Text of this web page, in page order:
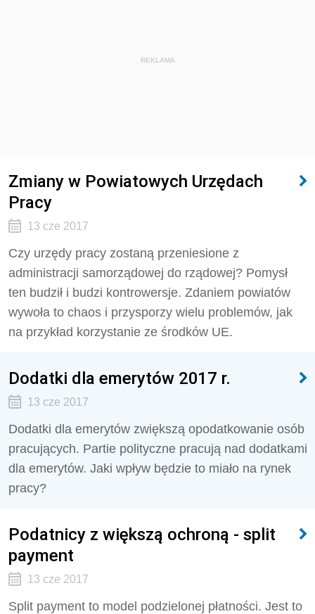
REKLAMA
Zmiany w Powiatowych Urzędach
Pracy
13 cze 2017
Czy urzędy pracy zostaną przeniesione z
administracji samorządowej do rządowej? Pomysł
ten budził i budzi kontrowersje. Zdaniem powiatów
wywoła to chaos i przysporzy wielu problemów, jak
na przykład korzystanie ze środków UE.
Dodatki dla emerytów 2017 r.
13 cze 2017
Dodatki dla emerytów zwiększą opodatkowanie osób
pracujących. Partie polityczne pracują nad dodatkami
dla emerytów. Jaki wpływ będzie to miało na rynek
pracy?
Podatnicy z większą ochroną - split
payment
13 cze 2017
Split payment to model podzielonej płatności. Jest to